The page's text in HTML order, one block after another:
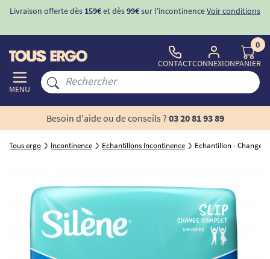
Livraison offerte dès 159€et dès99€sur l'incontinenceVoir conditions
MENU
CONTACTCONNEXION
0
PANIER
Besoin d'aide ou de conseils ? 03 20 81 93 89
Tous ergo Incontinence Echantillons Incontinence Echantillon - Changes